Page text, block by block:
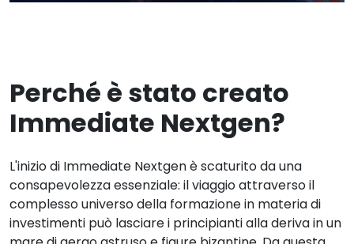
Perché è stato creato
Immediate Nextgen?
L'inizio di Immediate Nextgen è scaturito da una
consapevolezza essenziale: il viaggio attraverso il
complesso universo della formazione in materia di
investimenti può lasciare i principianti alla deriva in un